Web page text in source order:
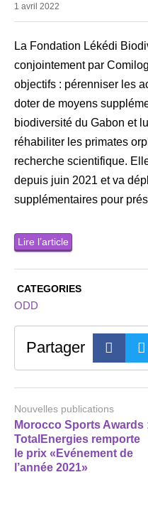
1 avril 2022
La Fondation Lékédi
conjointement par
objectifs : pérenniser les
doter de moyens
biodiversité du Gabon et
réhabiliter les primates
recherche scientifique.
depuis juin 2021 et va
supplémentaires pour
Lire l’article
CATEGORIES
ODD
Partager
Nouvelles publications
Morocco Sports Awards
TotalEnergies remporte
le prix «Evénement de
l’année 2021»